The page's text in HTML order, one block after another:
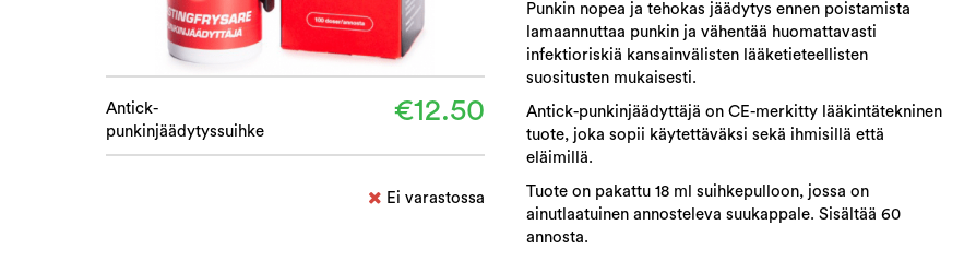
Antick-
punkinjäädytyssuihke
€12.50
Ei varastossa
Punkin nopea ja tehokas jäädytys ennen poistamista
lamaannuttaa punkin ja vähentää huomattavasti
infektioriskiä kansainvälisten lääketieteellisten
suositusten mukaisesti.
Antick-punkinjäädyttäjä on CE-merkitty lääkintätekninen
tuote, joka sopii käytettäväksi sekä ihmisillä että
eläimillä.
Tuote on pakattu 18 ml suihkepulloon, jossa on
ainutlaatuinen annosteleva suukappale. Sisältää 60
annosta.